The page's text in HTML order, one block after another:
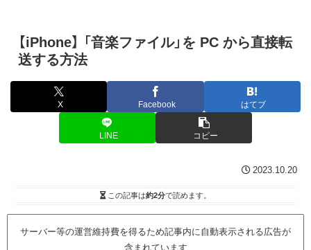
【iPhone】 「音楽ファイル」を PC から直接転
送する方法
X Facebook はてブ
LINE コピー
2023.10.20
この記事は約2分で読めます。
サーバー等の運営維持費を得るため記事内に自動表示される広告が
含まれています